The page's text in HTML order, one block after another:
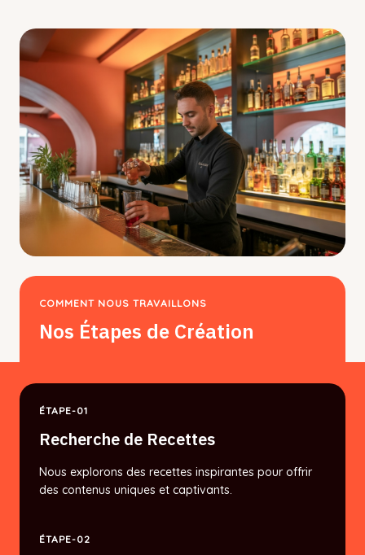
COMMENT NOUS TRAVAILLONS
Nos Étapes de Création
ÉTAPE-01
Recherche de Recettes
Nous explorons des recettes inspirantes pour offrir
des contenus uniques et captivants.
ÉTAPE-02